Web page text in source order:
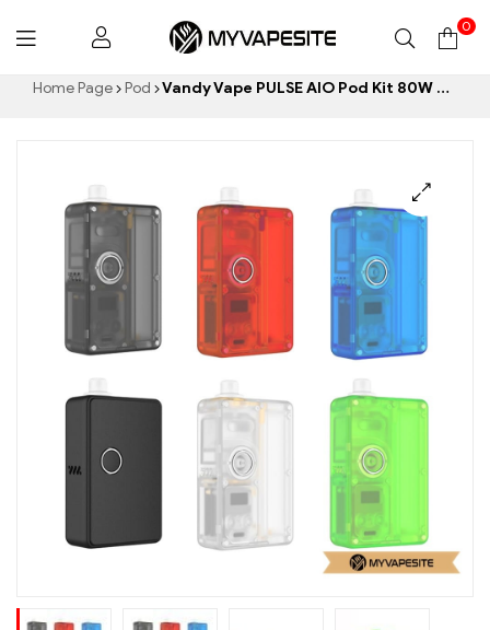
Myvapesite.de
0
Home Page Pod Vandy Vape PULSE AIO Pod Kit 80W E-Zigaretten Großhandel丨Custom